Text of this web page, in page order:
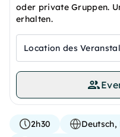
oder private Gruppen.
erhalten.
Location des
2h30
Deutsch,